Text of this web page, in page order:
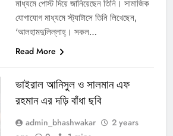
মাধ্যমে পোস্ট দিয়ে জানিয়েছেন তিনি। সামাজিক
যোগাযোগ মাধ্যমে স্ট্যাটাসে তিনি লিখেছেন,
‘আলহামদুলিল্লাহ্। সকল…
Read More
ভাইরাল আনিসুল ও সালমান এফ
রহমান এর দড়ি বাঁধা ছবি
admin_bhashwakar
2 years